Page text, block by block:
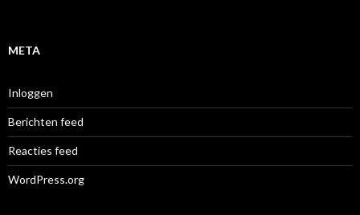
META
Inloggen
Berichten feed
Reacties feed
WordPress.org